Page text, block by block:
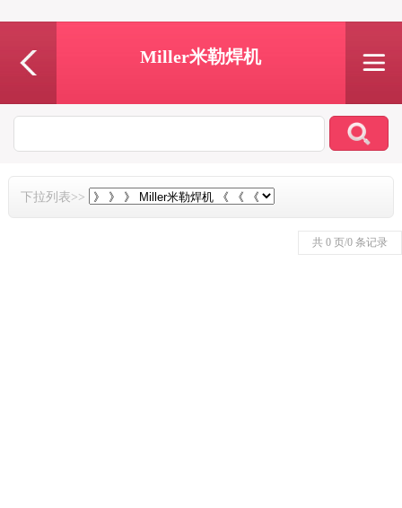
Miller米勒焊机
下拉列表>>
共 0 页/0 条记录